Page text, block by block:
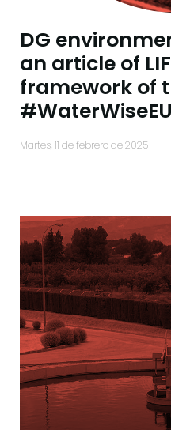
DG
an article of
framework of
martes, 11 de febrero de 2025